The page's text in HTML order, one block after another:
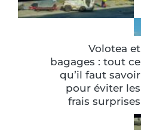
Volotea et
bagages : tout ce
qu’il faut savoir
pour éviter les
frais surprises